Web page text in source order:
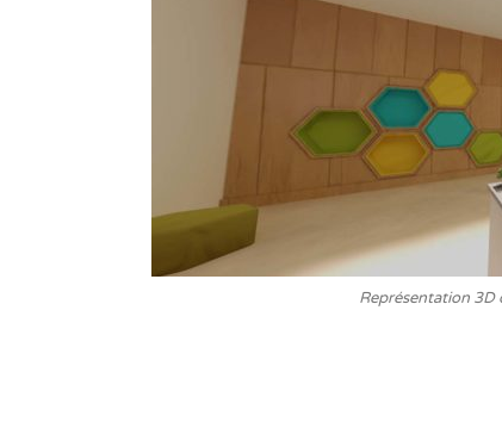
Représentation 3D